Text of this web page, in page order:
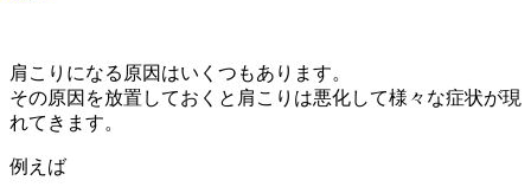
肩こりになる原因はいくつもあります。
その原因を放置しておくと肩こりは悪化して様々な症状が現
れてきます。
例えば